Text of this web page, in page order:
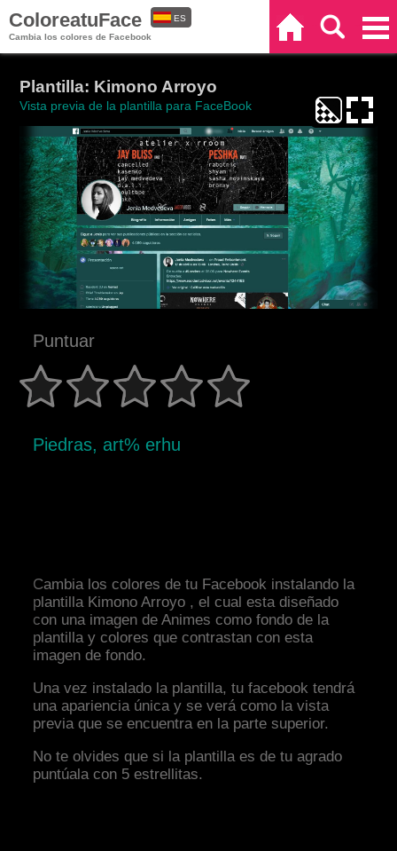
ColoreatuFace
Cambia los colores de Facebook
ES
Plantilla: Kimono Arroyo
Vista previa de la plantilla para FaceBook
Puntuar
Piedras, art% erhu
Cambia los colores de tu Facebook instalando la
plantilla Kimono Arroyo , el cual esta diseñado
con una imagen de Animes como fondo de la
plantilla y colores que contrastan con esta
imagen de fondo.
Una vez instalado la plantilla, tu facebook tendrá
una apariencia única y se verá como la vista
previa que se encuentra en la parte superior.
No te olvides que si la plantilla es de tu agrado
puntúala con 5 estrellitas.